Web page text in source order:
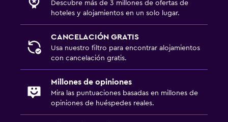
Descubre más de 3 millones de ofertas de
hoteles y alojamientos en un solo lugar.
CANCELACIÓN GRATIS
Usa nuestro filtro para encontrar alojamientos
con cancelación gratis.
Millones de opiniones
Mira las puntuaciones basadas en millones de
opiniones de huéspedes reales.